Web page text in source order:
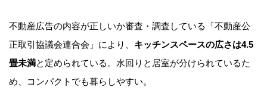
不動産広告の内容が正しいか審査・調査している「不動産公
正取引協議会連合会」により、 キッチンスペースの広さは4.5
畳未満と定められている。水回りと居室が分けられているた
め、コンパクトでも暮らしやすい。